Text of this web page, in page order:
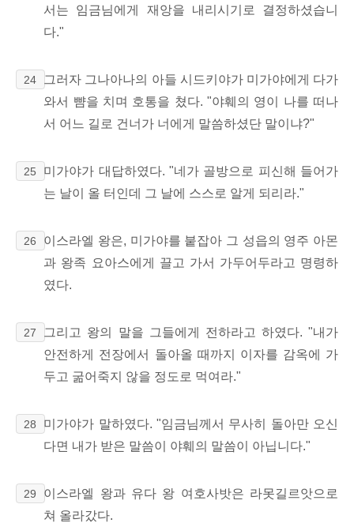
서는 임금님에게 재앙을 내리시기로 결정하셨습니
다."
24
그러자 그나아나의 아들 시드키야가 미가야에게 다가
와서 뺨을 치며 호통을 쳤다. "야훼의 영이 나를 떠나
서 어느 길로 건너가 너에게 말씀하셨단 말이냐?"
25
미가야가 대답하였다. "네가 골방으로 피신해 들어가
는 날이 올 터인데 그 날에 스스로 알게 되리라."
26
이스라엘 왕은, 미가야를 붙잡아 그 성읍의 영주 아몬
과 왕족 요아스에게 끌고 가서 가두어두라고 명령하
였다.
27
그리고 왕의 말을 그들에게 전하라고 하였다. "내가
안전하게 전장에서 돌아올 때까지 이자를 감옥에 가
두고 굶어죽지 않을 정도로 먹여라."
28
미가야가 말하였다. "임금님께서 무사히 돌아만 오신
다면 내가 받은 말씀이 야훼의 말씀이 아닙니다."
29
이스라엘 왕과 유다 왕 여호사밧은 라못길르앗으로
쳐 올라갔다.